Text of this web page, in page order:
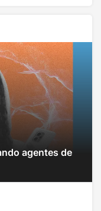
agentes de